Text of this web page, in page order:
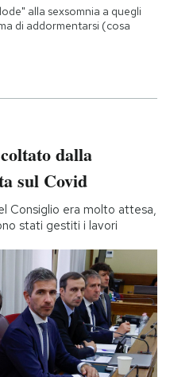
alla sexsomnia a quegli
di addormentarsi (cosa
dalla
sul Covid
Consiglio era molto attesa,
stati gestiti i lavori